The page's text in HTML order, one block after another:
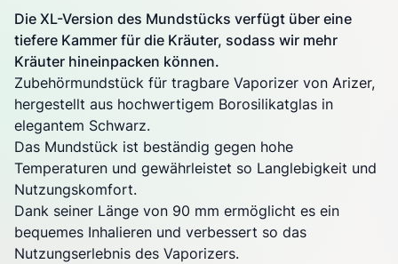
Die XL-Version des Mundstücks verfügt über eine
tiefere Kammer für die Kräuter, sodass wir mehr
Kräuter hineinpacken können.
Zubehörmundstück für tragbare Vaporizer von Arizer,
hergestellt aus hochwertigem Borosilikatglas in
elegantem Schwarz.
Das Mundstück ist beständig gegen hohe
Temperaturen und gewährleistet so Langlebigkeit und
Nutzungskomfort.
Dank seiner Länge von 90 mm ermöglicht es ein
bequemes Inhalieren und verbessert so das
Nutzungserlebnis des Vaporizers.